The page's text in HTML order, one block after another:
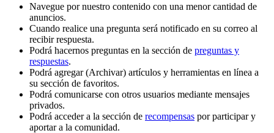
Navegue por nuestro contenido con una menor cantidad de
anuncios.
Cuando realice una pregunta será notificado en su correo al
recibir respuesta.
Podrá hacernos preguntas en la sección de preguntas y
respuestas.
Podrá agregar (Archivar) artículos y herramientas en línea a
su sección de favoritos.
Podrá comunicarse con otros usuarios mediante mensajes
privados.
Podrá acceder a la sección de recompensas por participar y
aportar a la comunidad.